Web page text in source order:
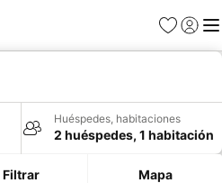
Favoritos
Iniciar
Huéspedes, habitaciones
2 huéspedes, 1 habitación
Filtrar Mapa